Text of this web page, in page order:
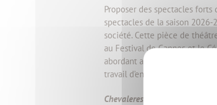
Proposer des spectacles
spectacles de la saison 2026-
société. Cette pièce de
au Festival de Cannes et le
abordant avec humour la
travail d’endurance, de
Chevaleresses est un